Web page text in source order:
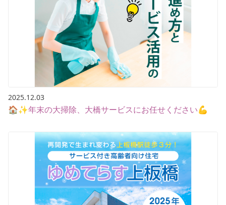
2025.12.03
🏠✨年末の大掃除、大橋サービスにお任せください💪